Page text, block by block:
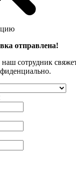
отправлена!
сотрудник